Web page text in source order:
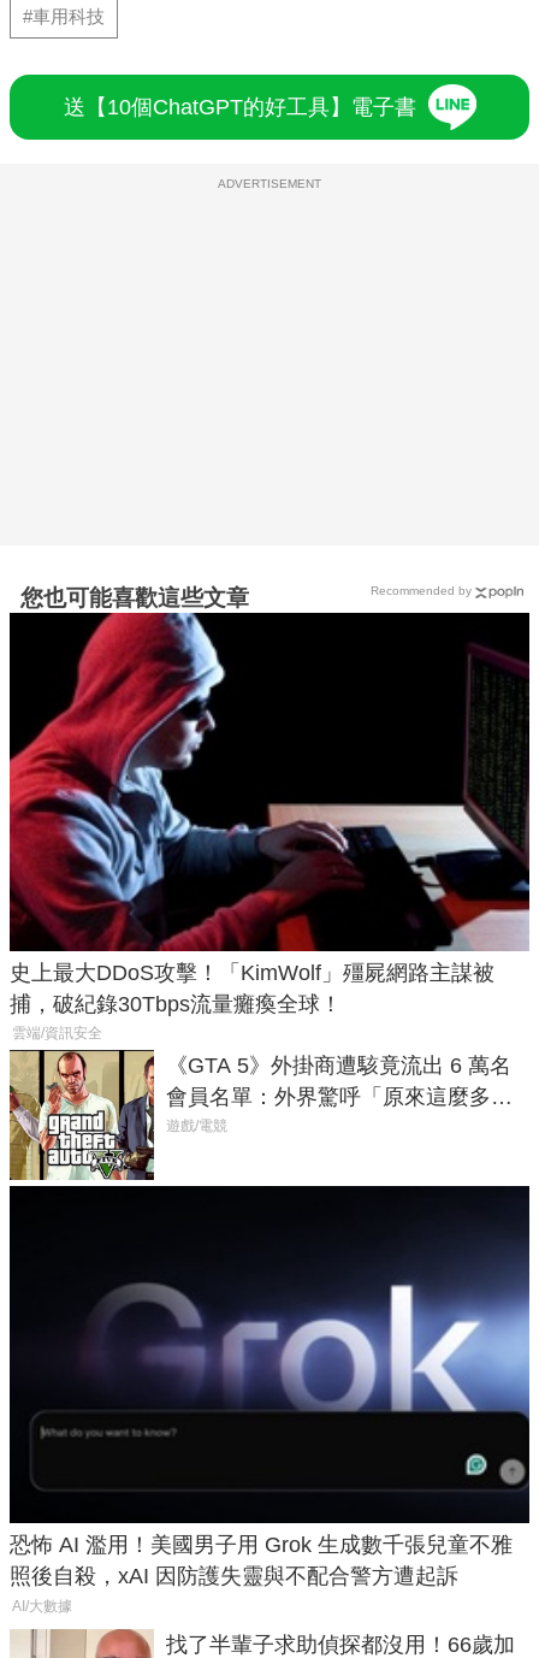
#車用科技
送【10個ChatGPT的好工具】電子書
ADVERTISEMENT
您也可能喜歡這些文章
史上最大DDoS攻擊！「KimWolf」殭屍網路主謀被
捕，破紀錄30Tbps流量癱瘓全球！
雲端/資訊安全
《GTA 5》外掛商遭駭竟流出 6 萬名
會員名單：外界驚呼「原來這麼多人
在開掛！」
遊戲/電競
恐怖 AI 濫用！美國男子用 Grok 生成數千張兒童不雅
照後自殺，xAI 因防護失靈與不配合警方遭起訴
AI/大數據
找了半輩子求助偵探都沒用！66歲加
Recommended by